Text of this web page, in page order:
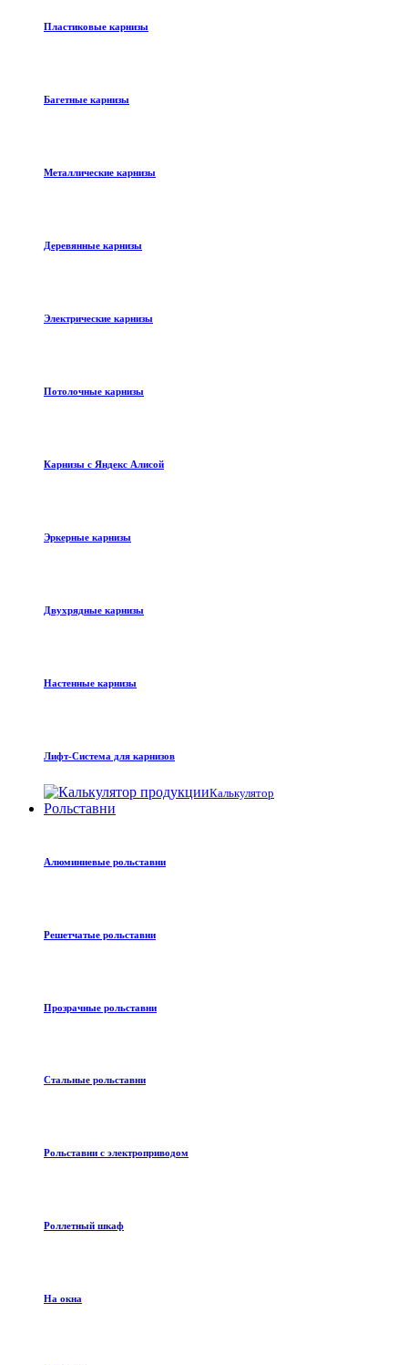
Пластиковые карнизы
Багетные карнизы
Металлические карнизы
Деревянные карнизы
Электрические карнизы
Потолочные карнизы
Карнизы с Яндекс Алисой
Эркерные карнизы
Двухрядные карнизы
Настенные карнизы
Лифт-Система для карнизов
Калькулятор
Рольставни
Алюминиевые рольставни
Решетчатые рольставни
Прозрачные рольставни
Стальные рольставни
Рольставни с электроприводом
Роллетный шкаф
На окна